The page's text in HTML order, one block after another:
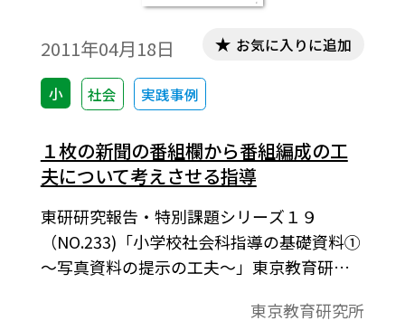
2011年04月18日
小 社会 実践事例
お気に入りに追加
１枚の新聞の番組欄から番組編成の工
夫について考えさせる指導
東研研究報告・特別課題シリーズ１９
（NO.233)「小学校社会科指導の基礎資料①
～写真資料の提示の工夫～」東京教育研究
ビ局がどのように情報をわたしたちのもと
東京教育研究所